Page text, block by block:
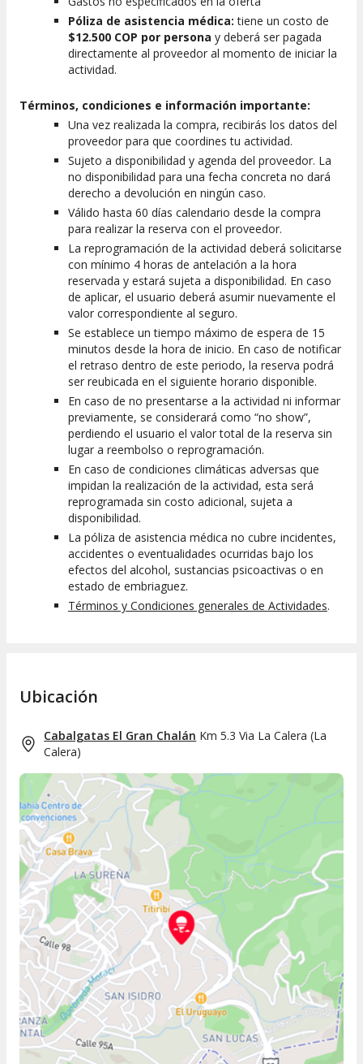
Póliza de asistencia médica: tiene un costo de
$12.500 COP por persona y deberá ser pagada
directamente al proveedor al momento de iniciar la
actividad.
Términos, condiciones e información importante:
Una vez realizada la compra, recibirás los datos del
proveedor para que coordines tu actividad.
Sujeto a disponibilidad y agenda del proveedor. La
no disponibilidad para una fecha concreta no dará
derecho a devolución en ningún caso.
Válido hasta 60 días calendario desde la compra
para realizar la reserva con el proveedor.
La reprogramación de la actividad deberá solicitarse
con mínimo 4 horas de antelación a la hora
reservada y estará sujeta a disponibilidad. En caso
de aplicar, el usuario deberá asumir nuevamente el
valor correspondiente al seguro.
Se establece un tiempo máximo de espera de 15
minutos desde la hora de inicio. En caso de notificar
el retraso dentro de este periodo, la reserva podrá
ser reubicada en el siguiente horario disponible.
En caso de no presentarse a la actividad ni informar
previamente, se considerará como “no show”,
perdiendo el usuario el valor total de la reserva sin
lugar a reembolso o reprogramación.
En caso de condiciones climáticas adversas que
impidan la realización de la actividad, esta será
reprogramada sin costo adicional, sujeta a
disponibilidad.
La póliza de asistencia médica no cubre incidentes,
accidentes o eventualidades ocurridas bajo los
efectos del alcohol, sustancias psicoactivas o en
estado de embriaguez.
Términos y Condiciones generales de Actividades.
Ubicación
Cabalgatas El Gran Chalán Km 5.3 Via La Calera (La
Calera)